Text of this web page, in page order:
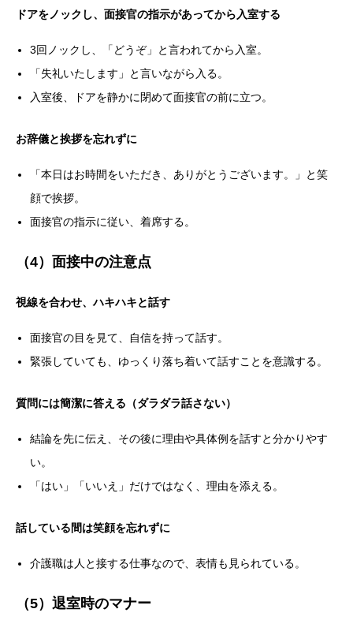
ドアをノックし、面接官の指示があってから入室する
3回ノックし、「どうぞ」と言われてから入室。
「失礼いたします」と言いながら入る。
入室後、ドアを静かに閉めて面接官の前に立つ。
お辞儀と挨拶を忘れずに
「本日はお時間をいただき、ありがとうございます。」と笑
顔で挨拶。
面接官の指示に従い、着席する。
（4）面接中の注意点
視線を合わせ、ハキハキと話す
面接官の目を見て、自信を持って話す。
緊張していても、ゆっくり落ち着いて話すことを意識する。
質問には簡潔に答える（ダラダラ話さない）
結論を先に伝え、その後に理由や具体例を話すと分かりやす
い。
「はい」「いいえ」だけではなく、理由を添える。
話している間は笑顔を忘れずに
介護職は人と接する仕事なので、表情も見られている。
（5）退室時のマナー